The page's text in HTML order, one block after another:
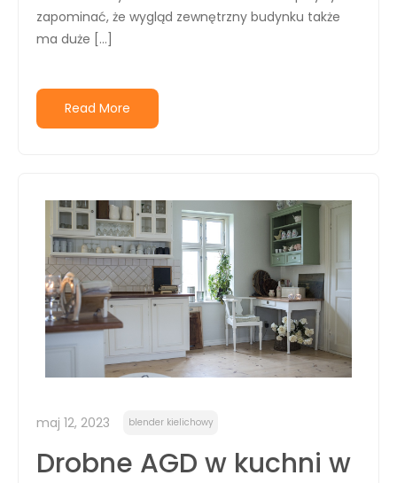
zapominać, że wygląd zewnętrzny budynku także
ma duże […]
Read More
maj 12, 2023 blender kielichowy
Drobne AGD w kuchni w